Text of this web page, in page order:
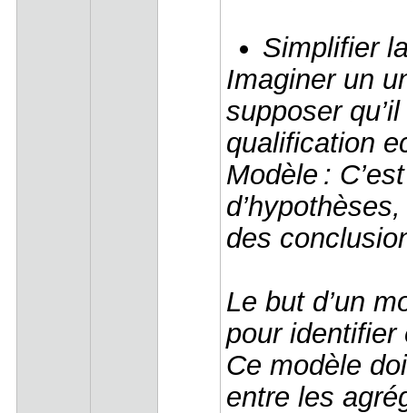
Simplifier
Imaginer un
supposer
qualification
Modèle :
des
Le but d’un
pour
Ce modèle
entre les